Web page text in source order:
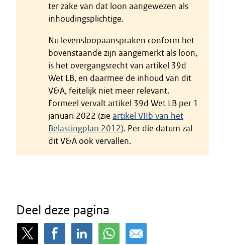
ter zake van dat loon aangewezen als
inhoudingsplichtige.
Nu levensloopaanspraken conform het
bovenstaande zijn aangemerkt als loon,
is het overgangsrecht van artikel 39d
Wet LB, en daarmee de inhoud van dit
V&A, feitelijk niet meer relevant.
Formeel vervalt artikel 39d Wet LB per 1
januari 2022 (zie artikel VIIb van het
Belastingplan 2012). Per die datum zal
dit V&A ook vervallen.
Deel deze pagina